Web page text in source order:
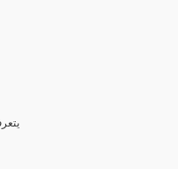
(2)